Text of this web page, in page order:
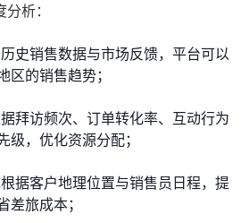
析：
史销售数据与市场反馈，平台可以
区的销售趋势；
拜访频次、订单转化率、互动行为
级，优化资源分配；
据客户地理位置与销售员日程，提
差旅成本；